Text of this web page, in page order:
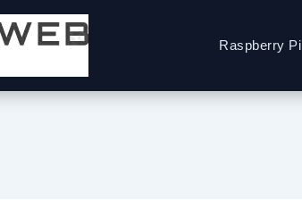
Raspberry Pi